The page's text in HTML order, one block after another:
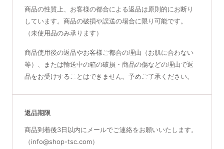
商品の性質上、お客様の都合による返品は原則的にお断り
しています。商品の破損や誤送の場合に限り可能です。
（未使用品のみ承ります）
商品使用後の返品やお客様ご都合の理由（お肌に合わない
等）、または輸送中の箱の破損・商品の傷などの理由で返
品をお受けすることはできません。予めご了承ください。
返品期限
商品到着後3日以内にメールでご連絡をお願いいたします。
（info@shop-tsc.com）